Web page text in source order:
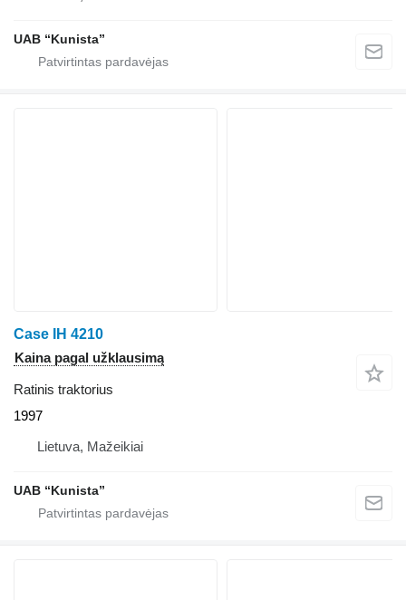
UAB “Kunista”
Case IH 4210
Kaina pagal užklausimą
Ratinis traktorius
1997
Lietuva, Mažeikiai
UAB “Kunista”